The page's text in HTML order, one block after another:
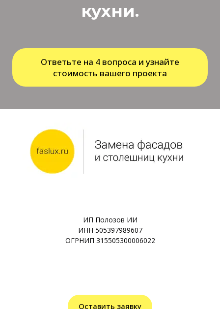
кухни.
Ответьте на 4 вопроса и узнайте
стоимость вашего проекта
ИП Полозов ИИ
ИНН 505397989607
ОГРНИП 315505300006022
Оставить заявку